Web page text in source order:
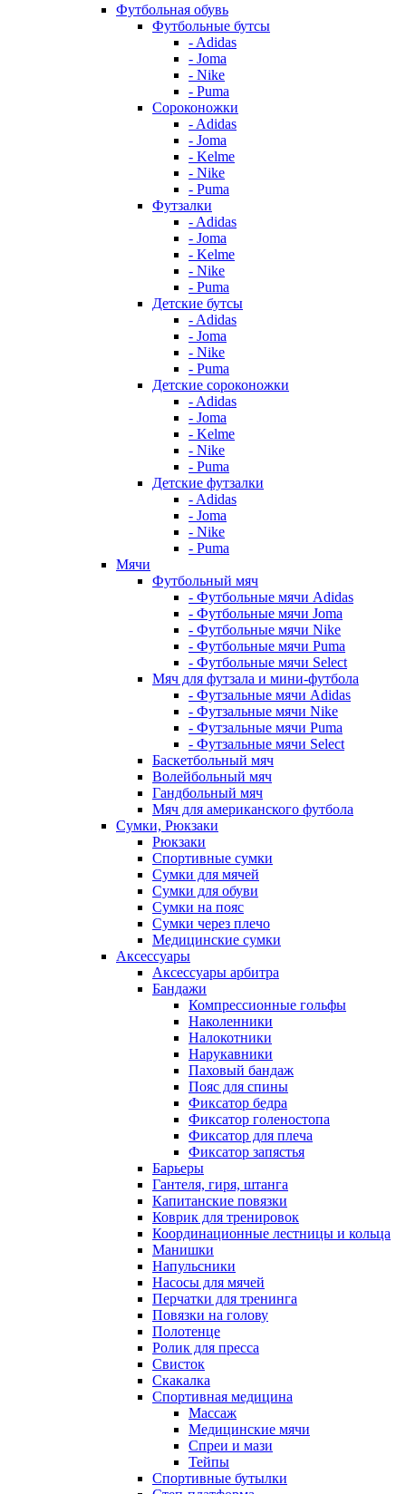
Футбольная обувь
Футбольные бутсы
- Adidas
- Joma
- Nike
- Puma
Сороконожки
- Adidas
- Joma
- Kelme
- Nike
- Puma
Футзалки
- Adidas
- Joma
- Kelme
- Nike
- Puma
Детские бутсы
- Adidas
- Joma
- Nike
- Puma
Детские сороконожки
- Adidas
- Joma
- Kelme
- Nike
- Puma
Детские футзалки
- Adidas
- Joma
- Nike
- Puma
Мячи
Футбольный мяч
- Футбольные мячи Adidas
- Футбольные мячи Joma
- Футбольные мячи Nike
- Футбольные мячи Puma
- Футбольные мячи Select
Мяч для футзала и мини-футбола
- Футзальные мячи Adidas
- Футзальные мячи Nike
- Футзальные мячи Puma
- Футзальные мячи Select
Баскетбольный мяч
Волейбольный мяч
Гандбольный мяч
Мяч для американского футбола
Сумки, Рюкзаки
Рюкзаки
Спортивные сумки
Сумки для мячей
Сумки для обуви
Сумки на пояс
Сумки через плечо
Медицинские сумки
Аксессуары
Аксессуары арбитра
Бандажи
Компрессионные гольфы
Наколенники
Налокотники
Нарукавники
Паховый бандаж
Пояс для спины
Фиксатор бедра
Фиксатор голеностопа
Фиксатор для плеча
Фиксатор запястья
Барьеры
Гантеля, гиря, штанга
Капитанские повязки
Коврик для тренировок
Координационные лестницы и кольца
Манишки
Напульсники
Насосы для мячей
Перчатки для тренинга
Повязки на голову
Полотенце
Ролик для пресса
Свисток
Скакалка
Спортивная медицина
Массаж
Медицинские мячи
Спреи и мази
Тейпы
Спортивные бутылки